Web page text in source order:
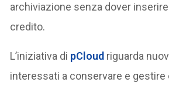
archiviazione senza dover
credito.
L’iniziativa di pCloud riguarda
interessati a conservare e gestire